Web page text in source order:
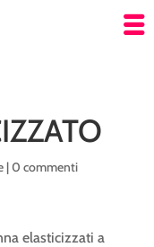
|0 commenti
elasticizzati a